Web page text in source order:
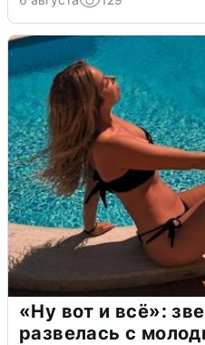
«Ну вот и всё»:
развелась с